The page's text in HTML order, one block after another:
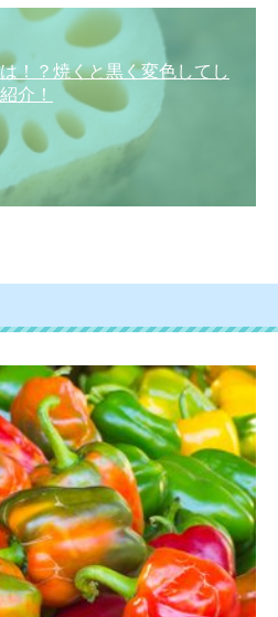
！？焼くと黒く変色してし
介！